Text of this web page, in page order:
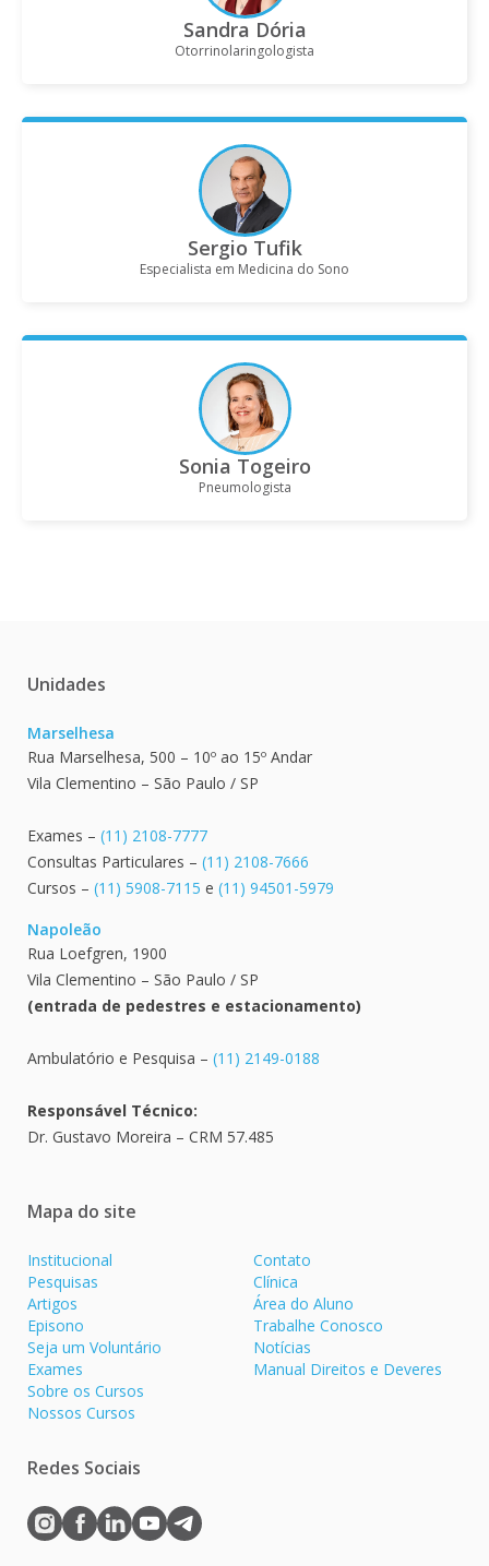
Sandra Dória
Otorrinolaringologista
Sergio Tufik
Especialista em Medicina do Sono
Sonia Togeiro
Pneumologista
Unidades
Marselhesa
Rua Marselhesa, 500 – 10º ao 15º Andar
Vila Clementino – São Paulo / SP
Exames – (11) 2108-7777
Consultas Particulares – (11) 2108-7666
Cursos – (11) 5908-7115 e (11) 94501-5979
Napoleão
Rua Loefgren, 1900
Vila Clementino – São Paulo / SP
(entrada de pedestres e estacionamento)
Ambulatório e Pesquisa – (11) 2149-0188
Responsável Técnico:
Dr. Gustavo Moreira – CRM 57.485
Mapa do site
Institucional
Pesquisas
Artigos
Episono
Seja um Voluntário
Exames
Sobre os Cursos
Nossos Cursos
Contato
Clínica
Área do Aluno
Trabalhe Conosco
Notícias
Manual Direitos e Deveres
Redes Sociais